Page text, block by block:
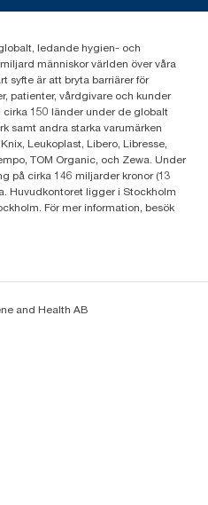
ledande hygien- och
människor världen över våra
syfte är att bryta barriärer för
patienter, vårdgivare och kunder
cirka 150 länder under de globalt
samt andra starka varumärken
Leukoplast, Libero, Libresse,
TOM Organic, och Zewa. Under
på cirka 146 miljarder kronor (13
Huvudkontoret ligger i Stockholm
För mer information, besök
and Health AB